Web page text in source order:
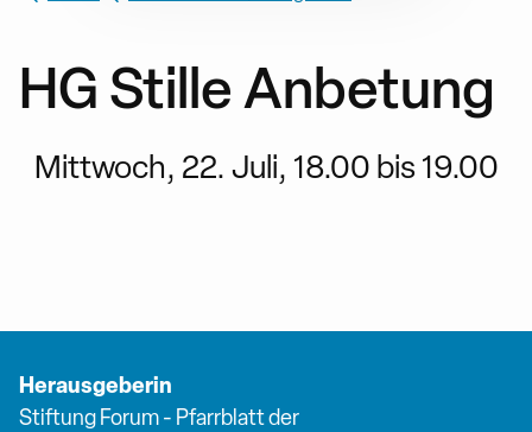
HG Stille Anbetung
Mittwoch, 22. Juli, 18.00 bis 19.00
Herausgeberin
Stiftung Forum - Pfarrblatt der